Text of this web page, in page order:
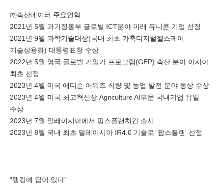
㈜축산데이터 주요연혁
2021년 5월 과기정통부 글로벌 ICT분야 미래 유니콘 기업 선정
2021년 9월 과학기술대상(국내 최초 가축디지털헬스케어
기술상용화) 대통령표창 수상
2022년 5월 영국 글로벌 기업가 프로그램(GEP) 축산 분야 아시아
최초 선정
2023년 4월 미국 에디슨 어워즈 식량 및 농업 발전 분야 동상 수상
2023년 4월 미국 최고혁신상 Agriculture AI부문 국내기업 유일
수상
2023년 7월 말레이시아에서 팜스플랜치킨 출시
2023년 8월 국내 최초 말레이시아 IR4.0 기술로 ‘팜스플랜’ 선정
“랭킹에 답이 있다”